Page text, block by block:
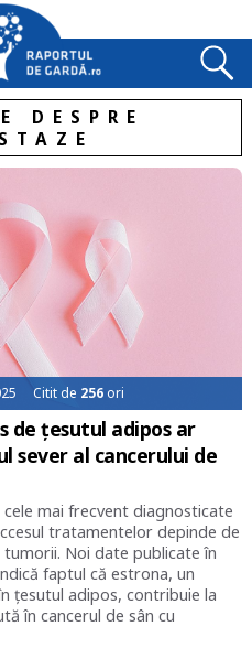
DESPRE
Citit de 256 ori
de țesutul adipos ar
sever al cancerului de
mai frecvent diagnosticate
tratamentelor depinde de
Noi date publicate în
faptul că estrona, un
țesutul adipos, contribuie la
în cancerul de sân cu